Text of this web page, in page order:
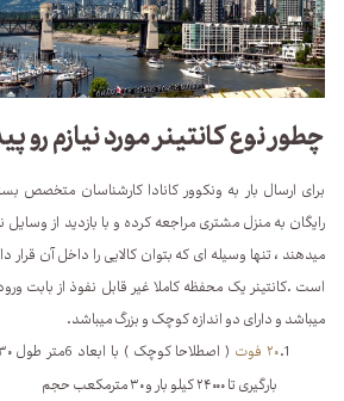
چطور نوع کانتینر مورد نیازم رو
برای ارسال بار به ونکوور کانادا کارشناسان متخصص
رایگان به منزل مشتری مراجعه کرده و با بازدید از وسایل
میدهند ، تنها وسیله ای که بتوان کالایی را داخل آن قرار
است .کانتینر یک محفظه کاملا غیر قابل نفوذ از بابت
میباشد و دارای دو اندازه کوچک و بزرگ میباشد.
۲۰ فوت
بارگیری تا ۲۴۰۰۰ کیلو بار و ۳۰ مترمکعب حجم